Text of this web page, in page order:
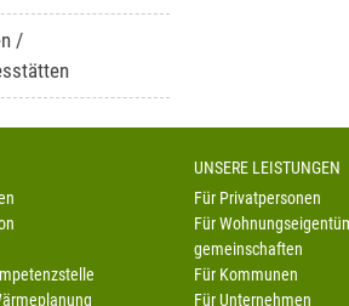
/
UNSERE LEISTUNGEN
Für Privatpersonen
Für
gemeinschaften
Für Kommunen
Für Unternehmen